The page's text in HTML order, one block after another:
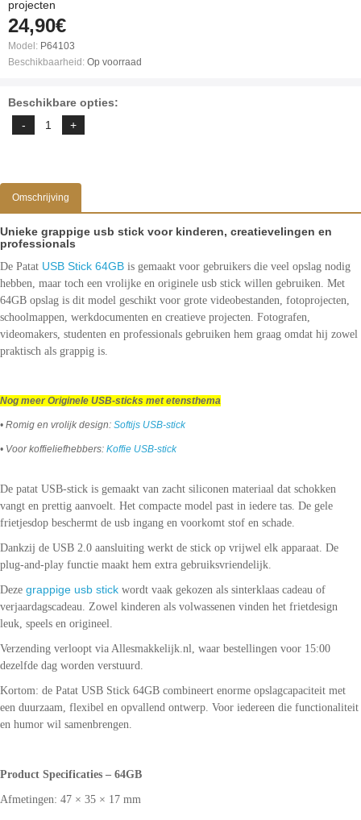
projecten
24,90€
Model: P64103
Beschikbaarheid: Op voorraad
Beschikbare opties:
Omschrijving
Unieke grappige usb stick voor kinderen, creatievelingen en
professionals
De Patat USB Stick 64GB is gemaakt voor gebruikers die veel opslag nodig
hebben, maar toch een vrolijke en originele usb stick willen gebruiken. Met
64GB opslag is dit model geschikt voor grote videobestanden, fotoprojecten,
schoolmappen, werkdocumenten en creatieve projecten. Fotografen,
videomakers, studenten en professionals gebruiken hem graag omdat hij zowel
praktisch als grappig is.
Nog meer Originele USB-sticks met etensthema
• Romig en vrolijk design: Softijs USB-stick
• Voor koffieliefhebbers: Koffie USB-stick
De patat USB-stick is gemaakt van zacht siliconen materiaal dat schokken
vangt en prettig aanvoelt. Het compacte model past in iedere tas. De gele
frietjesdop beschermt de usb ingang en voorkomt stof en schade.
Dankzij de USB 2.0 aansluiting werkt de stick op vrijwel elk apparaat. De
plug-and-play functie maakt hem extra gebruiksvriendelijk.
Deze grappige usb stick wordt vaak gekozen als sinterklaas cadeau of
verjaardagscadeau. Zowel kinderen als volwassenen vinden het frietdesign
leuk, speels en origineel.
Verzending verloopt via Allesmakkelijk.nl, waar bestellingen voor 15:00
dezelfde dag worden verstuurd.
Kortom: de Patat USB Stick 64GB combineert enorme opslagcapaciteit met
een duurzaam, flexibel en opvallend ontwerp. Voor iedereen die functionaliteit
en humor wil samenbrengen.
Product Specificaties – 64GB
Afmetingen: 47 × 35 × 17 mm